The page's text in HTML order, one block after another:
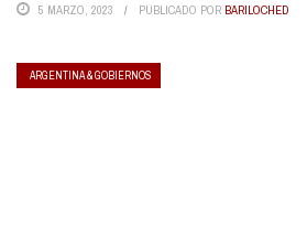
5 MARZO, 2023 PUBLICADO POR BARILOCHED
ARGENTINA & GOBIERNOS